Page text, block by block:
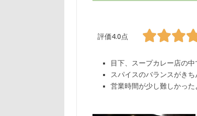
評価4.0点
目下、スープカレー店の
スパイスのバランスがきち
営業時間が少し難しかった